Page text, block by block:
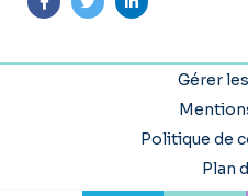
Suivez-nous sur Facebook
Suivez-nous sur
Suivez-nous
Gérer
Politique de
Plan